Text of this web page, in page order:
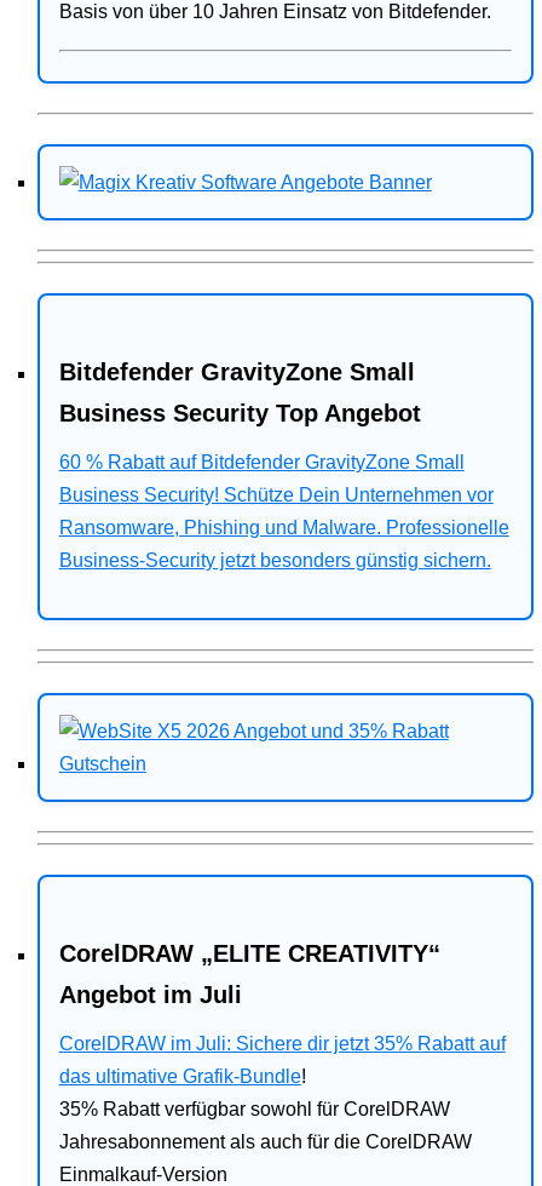
Basis von über 10 Jahren Einsatz von Bitdefender.
Bitdefender GravityZone Small
Business Security Top Angebot
60 % Rabatt auf Bitdefender GravityZone Small
Business Security! Schütze Dein Unternehmen vor
Ransomware, Phishing und Malware. Professionelle
Business-Security jetzt besonders günstig sichern.
CorelDRAW „ELITE CREATIVITY“
Angebot im Juli
CorelDRAW im Juli: Sichere dir jetzt 35% Rabatt auf
das ultimative Grafik-Bundle!
35% Rabatt verfügbar sowohl für CorelDRAW
Jahresabonnement als auch für die CorelDRAW
Einmalkauf-Version